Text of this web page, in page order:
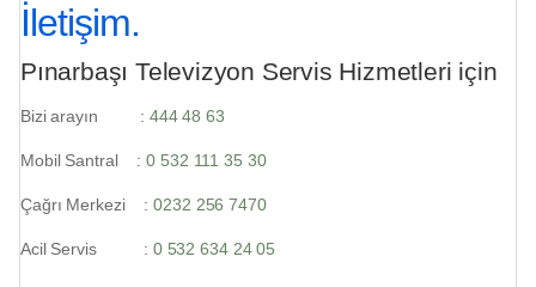
İletişim.
Pınarbaşı Televizyon Servis Hizmetleri için
Bizi arayın : 444 48 63
Mobil Santral :0 532 111 35 30
Çağrı Merkezi :0232 256 7470
Acil Servis : 0 532 634 24 05